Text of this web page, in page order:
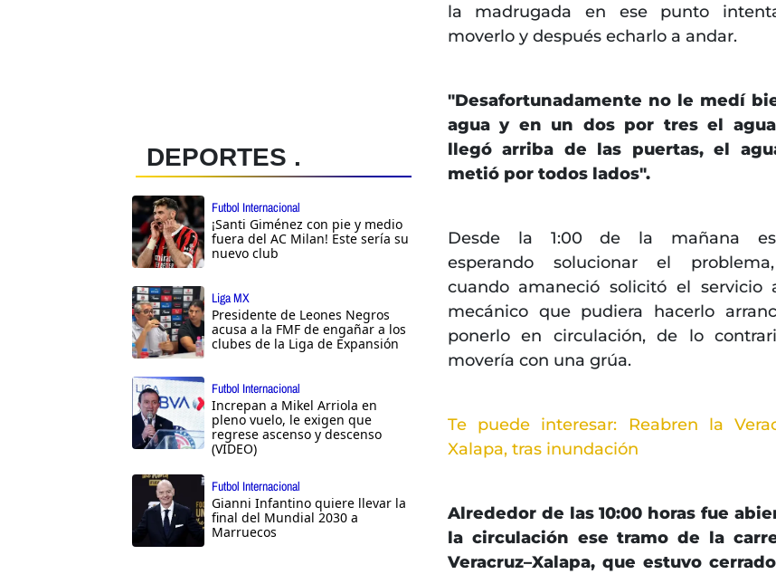
DEPORTES .
Futbol Internacional
¡Santi Giménez con pie y medio
fuera del AC Milan! Este sería su
nuevo club
Liga MX
Presidente de Leones Negros
acusa a la FMF de engañar a los
clubes de la Liga de Expansión
Futbol Internacional
Increpan a Mikel Arriola en
pleno vuelo, le exigen que
regrese ascenso y descenso
(VIDEO)
Futbol Internacional
Gianni Infantino quiere llevar la
final del Mundial 2030 a
Marruecos
la madrugada en ese punto
moverlo y después echarlo a andar.
"Desafortunadamente no le medí
agua y en un dos por tres el
llegó arriba de las puertas, el
metió por todos lados".
Desde la 1:00 de la mañana
esperando solucionar el
cuando amaneció solicitó el servicio
mecánico que pudiera hacerlo
ponerlo en circulación, de lo
movería con una grúa.
Te puede interesar: Reabren la
Xalapa, tras inundación
Alrededor de las 10:00 horas fue
la circulación ese tramo de la
Veracruz–Xalapa, que estuvo